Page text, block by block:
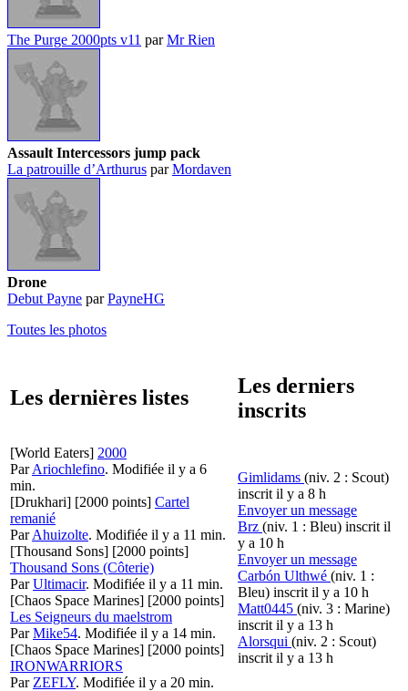
The Purge 2000pts v11 parMr Rien
Assault Intercessors jump pack
La patrouille d’Arthurus parMordaven
Drone
Debut Payne parPayneHG
Toutes les photos
Les dernières listes
Les derniers
inscrits
[World Eaters] 2000
ParAriochlefino. Modifiée il y a 6
min.
[Drukhari] [2000 points] Cartel
remanié
ParAhuizolte. Modifiée il y a 11 min.
[Thousand Sons] [2000 points]
Thousand Sons (Côterie)
ParUltimacir. Modifiée il y a 11 min.
[Chaos Space Marines] [2000 points]
Les Seigneurs du maelstrom
ParMike54. Modifiée il y a 14 min.
[Chaos Space Marines] [2000 points]
IRONWARRIORS
Par ZEFLY. Modifiée il y a 20 min.
Gimlidams (niv. 2 : Scout)
inscrit il y a 8 h
Envoyer un message
Brz (niv. 1 : Bleu) inscrit il
y a 10 h
Envoyer un message
Carbón Ulthwé (niv. 1 :
Bleu) inscrit il y a 10 h
Matt0445 (niv. 3 : Marine)
inscrit il y a 13 h
Alorsqui (niv. 2 : Scout)
inscrit il y a 13 h